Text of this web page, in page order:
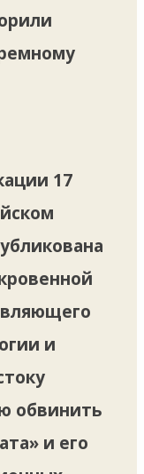
17
и
обвинить
и его